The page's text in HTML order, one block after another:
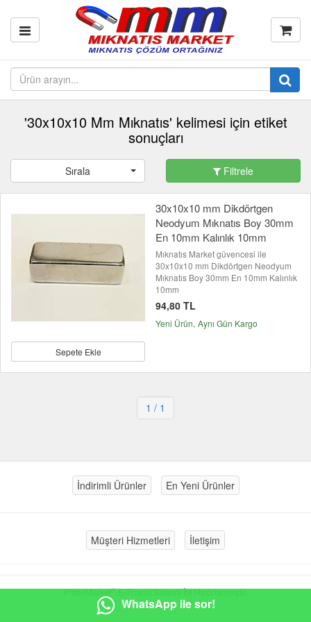
'30x10x10 Mm Mıknatıs' kelimesi için etiket
sonuçları
Sırala Filtrele
Sepete Ekle
30x10x10 mm Dikdörtgen
Neodyum Mıknatıs Boy 30mm
En 10mm Kalınlık 10mm
Mıknatıs Market güvencesi ile
30x10x10 mm Dikdörtgen Neodyum
Mıknatıs Boy 30mm En 10mm Kalınlık
10mm
94,80 TL
Yeni Ürün Aynı Gün Kargo
1 / 1
İndirimli Ürünler En Yeni Ürünler
Müşteri Hizmetleri İletişim
PlatinMarket®E-Ticaret Sistemiİle Hazırlanmıştır.
WhatsApp ile sor!